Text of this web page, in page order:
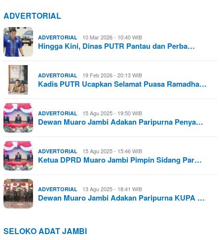
ADVERTORIAL
ADVERTORIAL 10 Mar 2026 - 10:40 WIB
Hingga Kini, Dinas PUTR Pantau dan Perba…
ADVERTORIAL 19 Feb 2026 - 20:13 WIB
Kadis PUTR Ucapkan Selamat Puasa Ramadha…
ADVERTORIAL 15 Agu 2025 - 19:50 WIB
Dewan Muaro Jambi Adakan Paripurna Penya…
ADVERTORIAL 15 Agu 2025 - 15:46 WIB
Ketua DPRD Muaro Jambi Pimpin Sidang Par…
ADVERTORIAL 13 Agu 2025 - 18:41 WIB
Dewan Muaro Jambi Adakan Paripurna KUPA …
SELOKO ADAT JAMBI